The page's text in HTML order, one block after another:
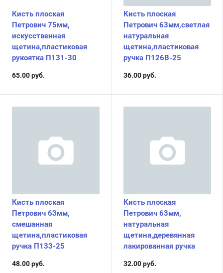
Кисть плоская
Петрович 75мм,
искусственная
щетина,пластиковая
рукоятка П131-30
65.00руб.
Кисть плоская
Петрович 63мм,светлая
натуральная
щетина,пластиковая
ручка П126В-25
36.00руб.
Кисть плоская
Петрович 63мм,
смешанная
щетина,пластиковая
ручка П133-25
48.00руб.
Кисть плоская
Петрович 63мм,
натуральная
щетина,деревянная
лакированная ручка
32.00руб.